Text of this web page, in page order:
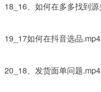
18_16、如何在多多找到
19_17如何在抖音选品.mp4
20_18、发货面单问题.mp4